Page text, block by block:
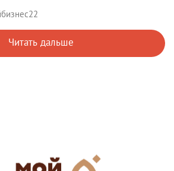
Читать дальше